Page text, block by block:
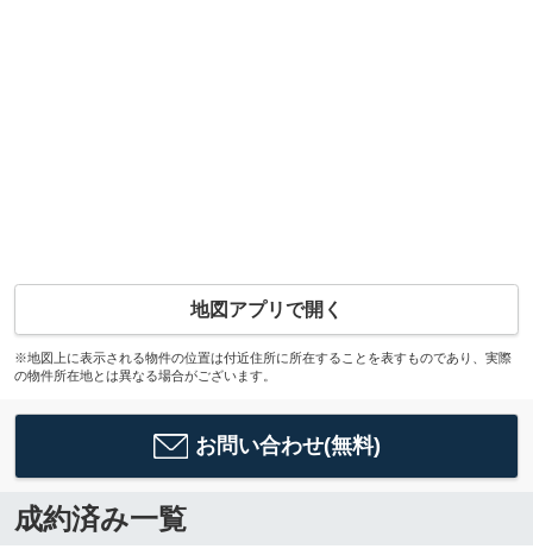
地図アプリで開く
※地図上に表示される物件の位置は付近住所に所在することを表すものであり、実際
の物件所在地とは異なる場合がございます。
お問い合わせ(無料)
成約済み一覧